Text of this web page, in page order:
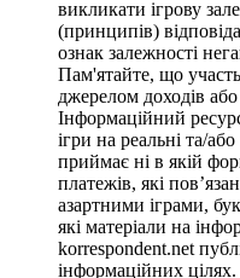
викликати ігрову
(принципів)
ознак залежності
Пам'ятайте, що
джерелом доходів
Інформаційний
ігри на реальні та/
приймає ні в якій
платежів, які
азартними іграми,
які матеріали на
korrespondent.net
інформаційних цілях.